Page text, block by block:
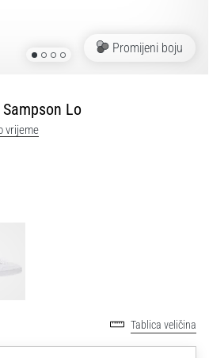
Promijeni boju
Lo
vrijeme
Tablica veličina